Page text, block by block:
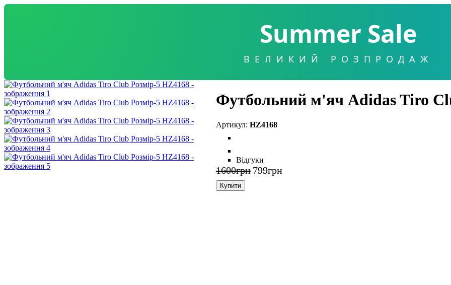
Summer Sale
ВЕЛИКИЙ РОЗПРОДАЖ
Футбольний м'яч Adidas Tiro
HZ4168
Відгуки
1600грн 799грн
Купити